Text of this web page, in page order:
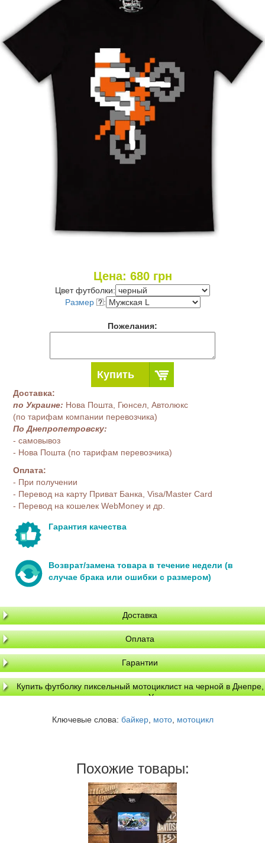
Цена: 680грн
Цвет футболки:
Размер
:
Пожелания:
Купить
Доставка:
по Украине: Нова Пошта, Гюнсел, Автолюкс
(по тарифам компании перевозчика)
По Днепропетровску:
- самовывоз
- Нова Пошта (по тарифам перевозчика)
Оплата:
- При получении
- Перевод на карту Приват Банка, Visa/Master Card
- Перевод на кошелек WebMoney и др.
Гарантия качества
Возврат/замена товара в течение недели (в
случае брака или ошибки с размером)
Доставка
Оплата
Гарантии
Купить футболку пиксельный мотоциклист на черной в Днепре,
доставка по Украине
Ключевые слова: байкер, мото, мотоцикл
Похожие товары: